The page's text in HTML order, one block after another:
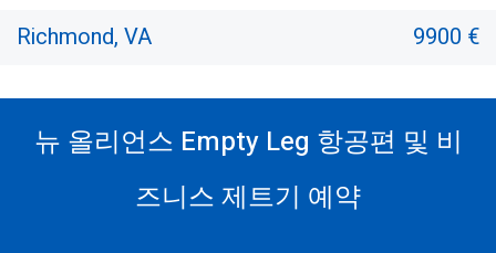
Richmond, VA
9900 €
뉴 올리언스 Empty Leg 항공편 및 비
즈니스 제트기 예약